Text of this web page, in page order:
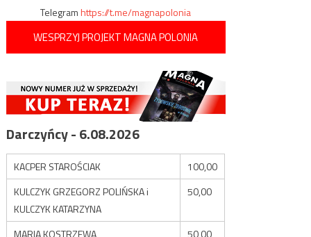
Telegramhttps://t.me/magnapolonia
WESPRZYJ PROJEKT MAGNA POLONIA
Darczyńcy - 6.08.2026
KACPER STAROŚCIAK
100,00
KULCZYK GRZEGORZ POLIŃSKA i
KULCZYK KATARZYNA
50,00